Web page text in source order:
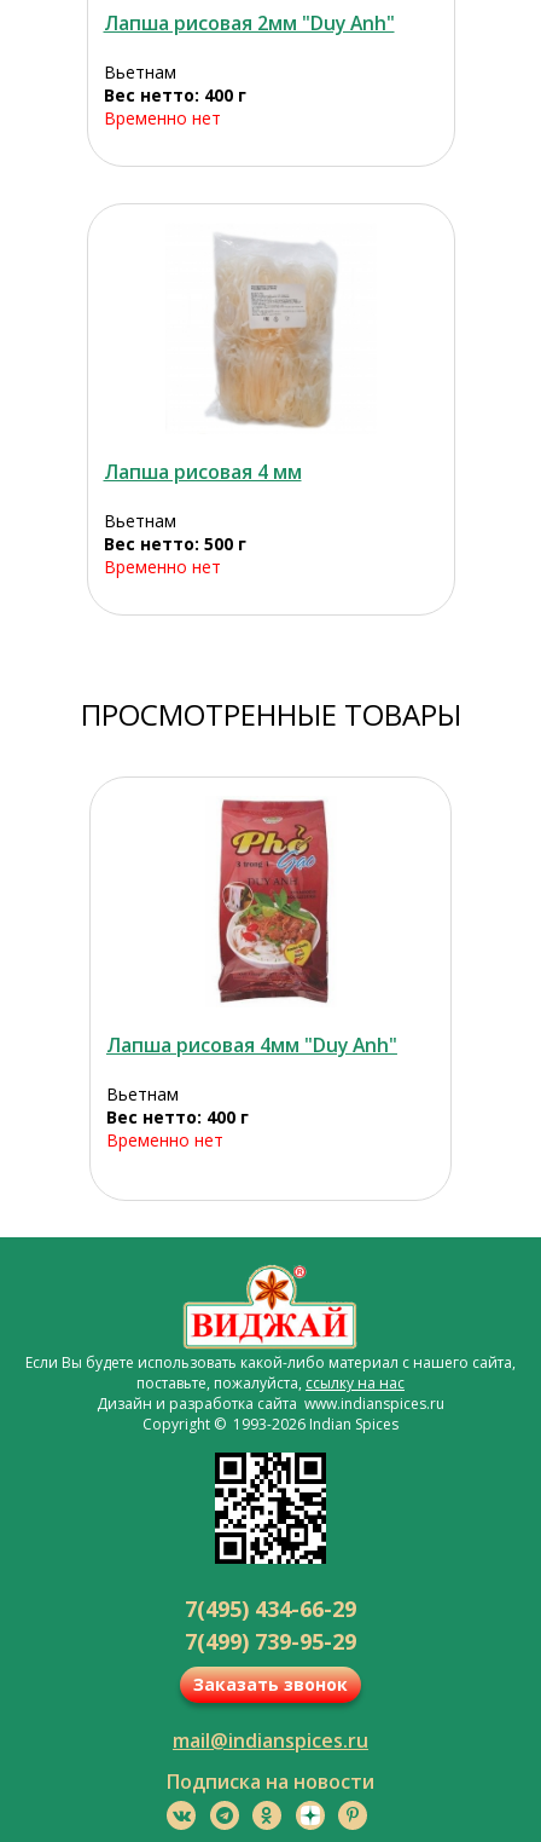
Лапша рисовая 2мм "Duy Anh"
Вьетнам
Вес нетто: 400 г
Временно нет
Лапша рисовая 4 мм
Вьетнам
Вес нетто: 500 г
Временно нет
ПРОСМОТРЕННЫЕ ТОВАРЫ
Лапша рисовая 4мм "Duy Anh"
Вьетнам
Вес нетто: 400 г
Временно нет
Если Вы будете использовать какой-либо материал с нашего сайта,
поставьте, пожалуйста, ссылку на нас
Дизайн и разработка сайта www.indianspices.ru
Copyright © 1993-2026 Indian Spices
7(495) 434-66-29
7(499) 739-95-29
Заказать звонок
mail@indianspices.ru
Подписка на новости